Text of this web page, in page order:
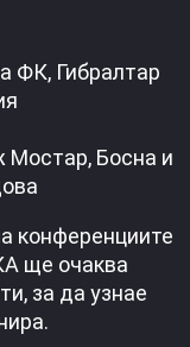
ФК, Гибралтар
Мостар, Босна и
конференциите
ще очаква
за да узнае